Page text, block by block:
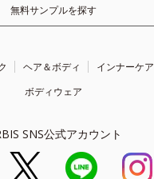
無料サンプルを探す
ヘア＆ボディ
インナーケア
ボディウェア
SNS公式アカウント